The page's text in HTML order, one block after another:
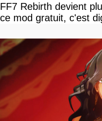
FF7 Rebirth devient
ce mod gratuit, c'est